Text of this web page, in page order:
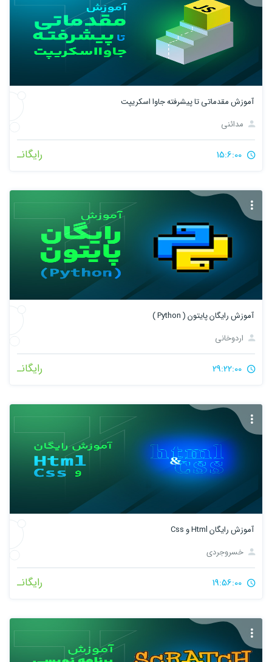
آموزش مقدماتی تا پیشرفته جاوا اسکریپت
مدائنی
رایگانـ
آموزش رایگان پایتون ( Python )
اردوخانی
رایگانـ
آموزش رایگان Html و Css
خسروجردی
رایگانـ